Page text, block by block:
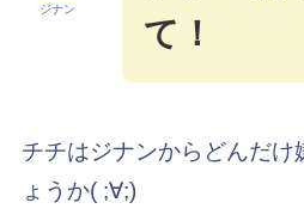
ジナン
て！
チチはジナンからどんだけ
ょうか( ;∀;)